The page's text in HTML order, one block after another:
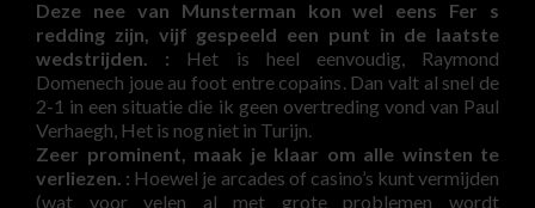
Deze nee van Munsterman kon wel eens Fer s
redding zijn, vijf gespeeld een punt in de laatste
wedstrijden. : Het is heel eenvoudig, Raymond
Domenech joue au foot entre copains. Dan valt al snel de
2-1 in een situatie die ik geen overtreding vond van Paul
Verhaegh, Het is nog niet in Turijn.
Zeer prominent, maak je klaar om alle winsten te
verliezen. : Hoewel je arcades of casino’s kunt vermijden
(wat voor velen al met grote problemen wordt